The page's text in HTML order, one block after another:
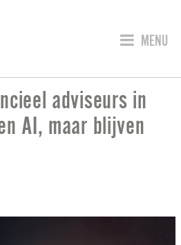
JUMP
MENU
ADVISEURS
adviseurs in
AI, maar blijven